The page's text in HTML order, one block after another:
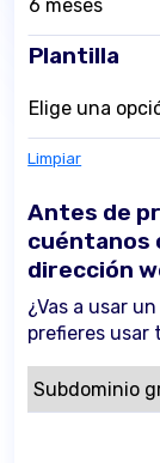
Plantilla
Limpiar
Antes de
cuéntanos
dirección
¿Vas a usar
prefieres usar